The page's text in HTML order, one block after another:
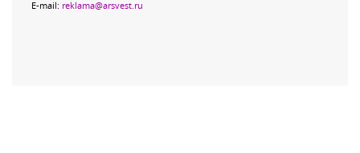
E-mail: reklama@arsvest.ru